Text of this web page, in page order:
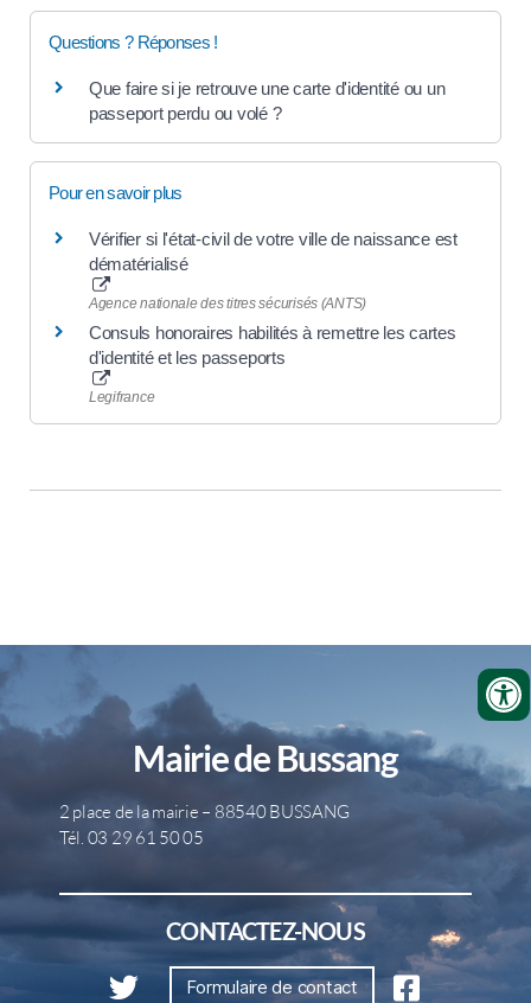
Questions ? Réponses !
Que faire si je retrouve une carte d'identité ou un
passeport perdu ou volé ?
Pour en savoir plus
Vérifier si l'état-civil de votre ville de naissance est
dématérialisé
Agence nationale des titres sécurisés (ANTS)
Consuls honoraires habilités à remettre les cartes
d'identité et les passeports
Legifrance
Mairie de Bussang
2 place de la mairie – 88540 BUSSANG
Tél. 03 29 61 50 05
CONTACTEZ-NOUS
Formulaire de contact